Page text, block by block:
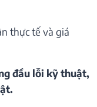
thực tế và giá
đầu lỗi kỹ thuật,